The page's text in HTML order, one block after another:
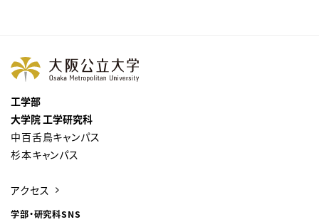
工学部
大学院 工学研究科
中百舌鳥キャンパス
杉本キャンパス
アクセス
学部・研究科SNS